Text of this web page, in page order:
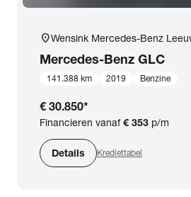
Bouwjaar
Staat van de auto
Brandstof
location_onWensink Mercedes-Benz
Mercedes-Benz GLC
141.388 km 2019 Benzine
€ 30.850*
Financieren vanaf€ 353 p/m
Details Krediettabel